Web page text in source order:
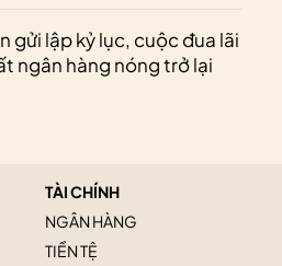
gửi lập kỷ lục, cuộc đua lãi
ngân hàng nóng trở lại
TÀI CHÍNH
NGÂN HÀNG
TIỀN TỆ